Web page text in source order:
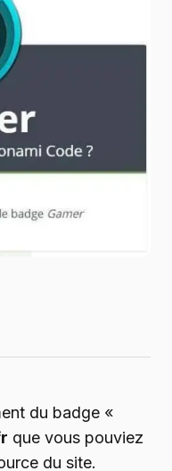
du badge «
que vous pouviez
du site.